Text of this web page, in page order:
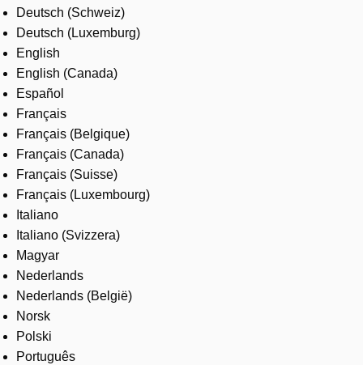
Where to buy
Contact us
Careers
Deutsch (Schweiz)
Deutsch (Luxemburg)
English
English (Canada)
Español
Français
Français (Belgique)
Français (Canada)
Français (Suisse)
Français (Luxembourg)
Italiano
Italiano (Svizzera)
Magyar
Nederlands
Nederlands (België)
Norsk
Polski
Português